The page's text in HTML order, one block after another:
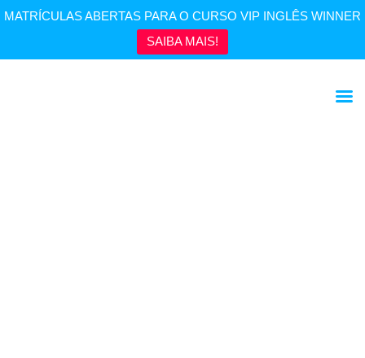
MATRÍCULAS ABERTAS PARA O CURSO VIP INGLÊS WINNER
SAIBA MAIS!